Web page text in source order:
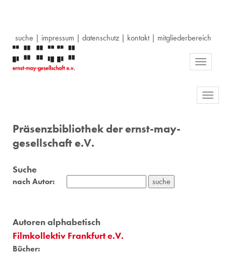
suche | impressum | datenschutz| kontakt| mitgliederbereich
Toggle
Präsenzbibliothek der ernst-may-
gesellschaft e.V.
Suche
nach Autor:
Autoren alphabetisch
Filmkollektiv Frankfurt e.V.
Bücher: